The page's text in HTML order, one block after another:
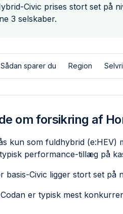
Civic prises stort set på
3 selskaber.
Sådan sparer du Region
om forsikring af
kun som fuldhybrid
performance-tillæg på
Civic ligger stort set på
er typisk mest